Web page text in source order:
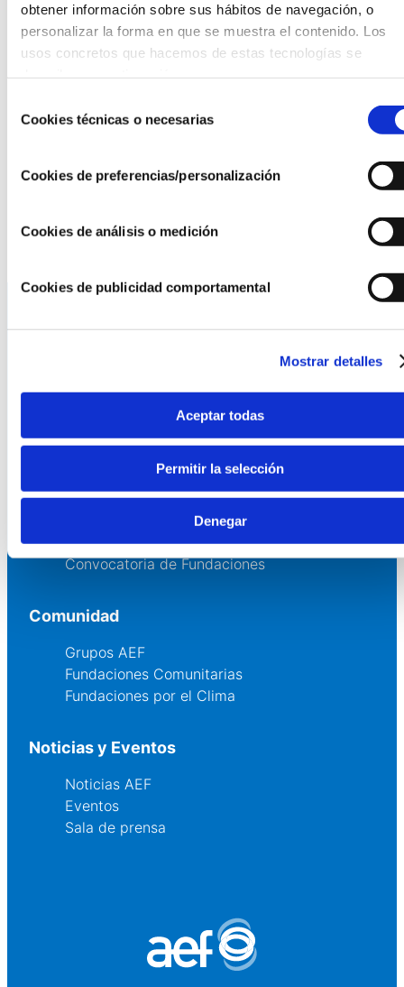
obtener información sobre sus hábitos de navegación, o
personalizar la forma en que se muestra el contenido. Los
usos concretos que hacemos de estas tecnologías se
deCookies técnicas o necesarias
Cookies de preferencias/personalización
Cookies de análisis o medición
Cookies de publicidad comportamental
Mostrar detalles
Aceptar todas
Permitir la selección
Denegar
Esta aportación proviene de la donación mensual voluntaria
de los profesionales de Mahou San Miguel. Fundación
Mahou San Miguel dona una parte importante a esta
Desde Fundación CERES, en palabras de su presidenta,
agradecimiento por el apoyo recibido a los profesionales de
Mahou San Miguel, además de poner en valor el
impulsar este tipo de convocatorias.
Quienes somos
Fundaciones Asociadas
Formación y eventos
Convocatoria de Fundaciones
Comunidad
Grupos AEF
Fundaciones Comunitarias
Fundaciones por el Clima
Noticias y Eventos
Noticias AEF
Eventos
Sala de prensa